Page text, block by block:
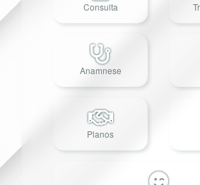
Consulta
Anamnese
Planos